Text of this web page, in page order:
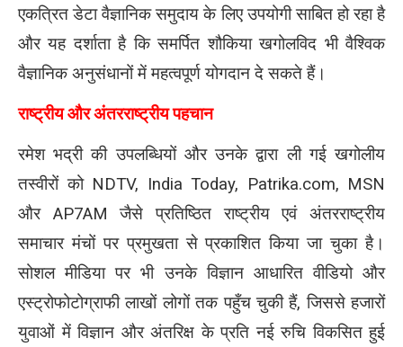
एकत्रित डेटा वैज्ञानिक समुदाय के लिए उपयोगी साबित हो रहा है
और यह दर्शाता है कि समर्पित शौकिया खगोलविद भी वैश्विक
वैज्ञानिक अनुसंधानों में महत्वपूर्ण योगदान दे सकते हैं।
राष्ट्रीय और अंतरराष्ट्रीय पहचान
रमेश भद्री की उपलब्धियों और उनके द्वारा ली गई खगोलीय
तस्वीरों को NDTV, India Today, Patrika.com, MSN
और AP7AM जैसे प्रतिष्ठित राष्ट्रीय एवं अंतरराष्ट्रीय
समाचार मंचों पर प्रमुखता से प्रकाशित किया जा चुका है।
सोशल मीडिया पर भी उनके विज्ञान आधारित वीडियो और
एस्ट्रोफोटोग्राफी लाखों लोगों तक पहुँच चुकी हैं, जिससे हजारों
युवाओं में विज्ञान और अंतरिक्ष के प्रति नई रुचि विकसित हुई